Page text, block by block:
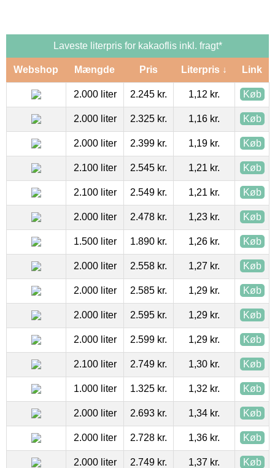
Laveste literpris for kakaoflis inkl. fragt*
Webshop Mængde Pris Literpris ↓ Link
2.000 liter 2.245 kr. 1,12 kr. Køb
2.000 liter 2.325 kr. 1,16 kr. Køb
2.000 liter 2.399 kr. 1,19 kr. Køb
2.100 liter 2.545 kr. 1,21 kr. Køb
2.100 liter 2.549 kr. 1,21 kr. Køb
2.000 liter 2.478 kr. 1,23 kr. Køb
1.500 liter 1.890 kr. 1,26 kr. Køb
2.000 liter 2.558 kr. 1,27 kr. Køb
2.000 liter 2.585 kr. 1,29 kr. Køb
2.000 liter 2.595 kr. 1,29 kr. Køb
2.000 liter 2.599 kr. 1,29 kr. Køb
2.100 liter 2.749 kr. 1,30 kr. Køb
1.000 liter 1.325 kr. 1,32 kr. Køb
2.000 liter 2.693 kr. 1,34 kr. Køb
2.000 liter 2.728 kr. 1,36 kr. Køb
2.000 liter 2.749 kr. 1,37 kr. Køb